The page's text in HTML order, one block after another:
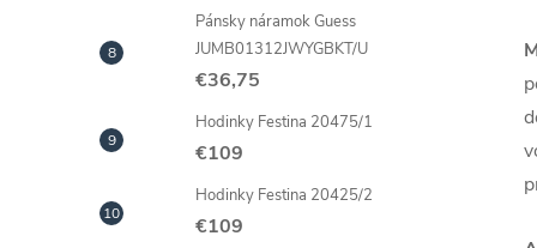
Pánsky náramok Guess
JUMB01312JWYGBKT/U
€36,75
Hodinky Festina 20475/1
€109
Hodinky Festina 20425/2
€109